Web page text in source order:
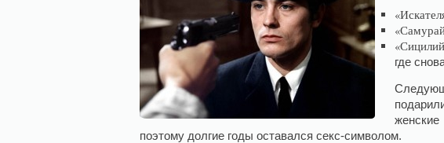
где
поэтому долгие годы оставался секс-символом.